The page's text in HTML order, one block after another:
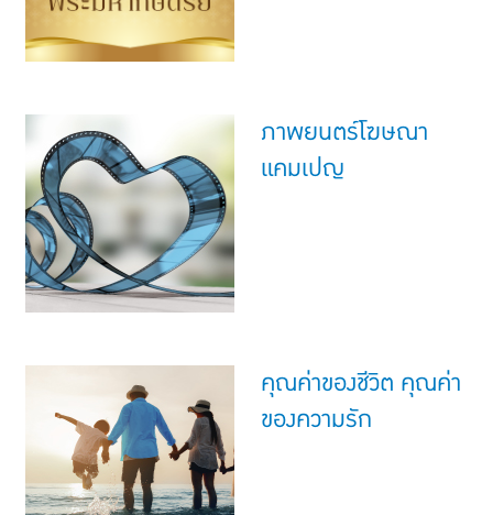
ภาพยนตร์โฆษณา
แคมเปญ
คุณค่าของชีวิต คุณค่า
ของความรัก